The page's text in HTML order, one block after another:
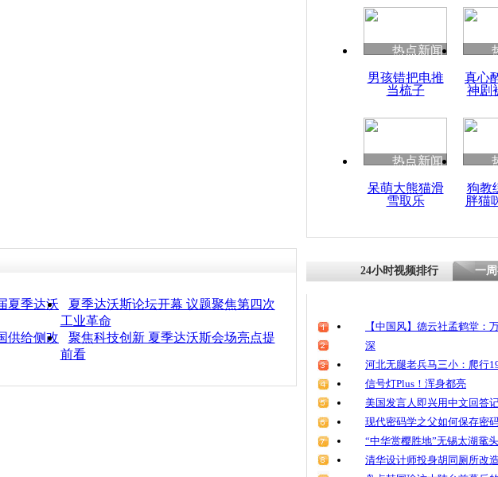
热点新闻
男孩错把电推
当梳子
真心
神剧
热点新闻
呆萌大熊猫滑
雪取乐
狗教
胖猫
夏季达沃
夏季达沃斯论坛开幕 议题聚焦第四次
工业革命
供给侧改
聚焦科技创新 夏季达沃斯会场亮点提
前看
24小时视频排行 一
【中国风】德云社孟鹤堂：
深
河北无腿老兵马三小：爬行
信号灯Plus！浑身都亮
美国发言人即兴用中文回答
现代密码学之父如何保存
“中华赏樱胜地”无锡太湖鼋
清华设计师投身胡同厕所改